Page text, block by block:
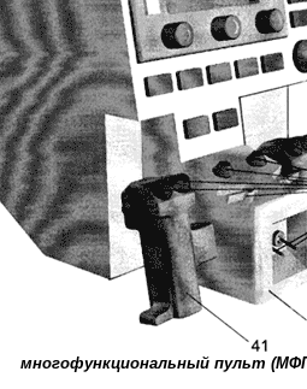
многофункциональный пульт